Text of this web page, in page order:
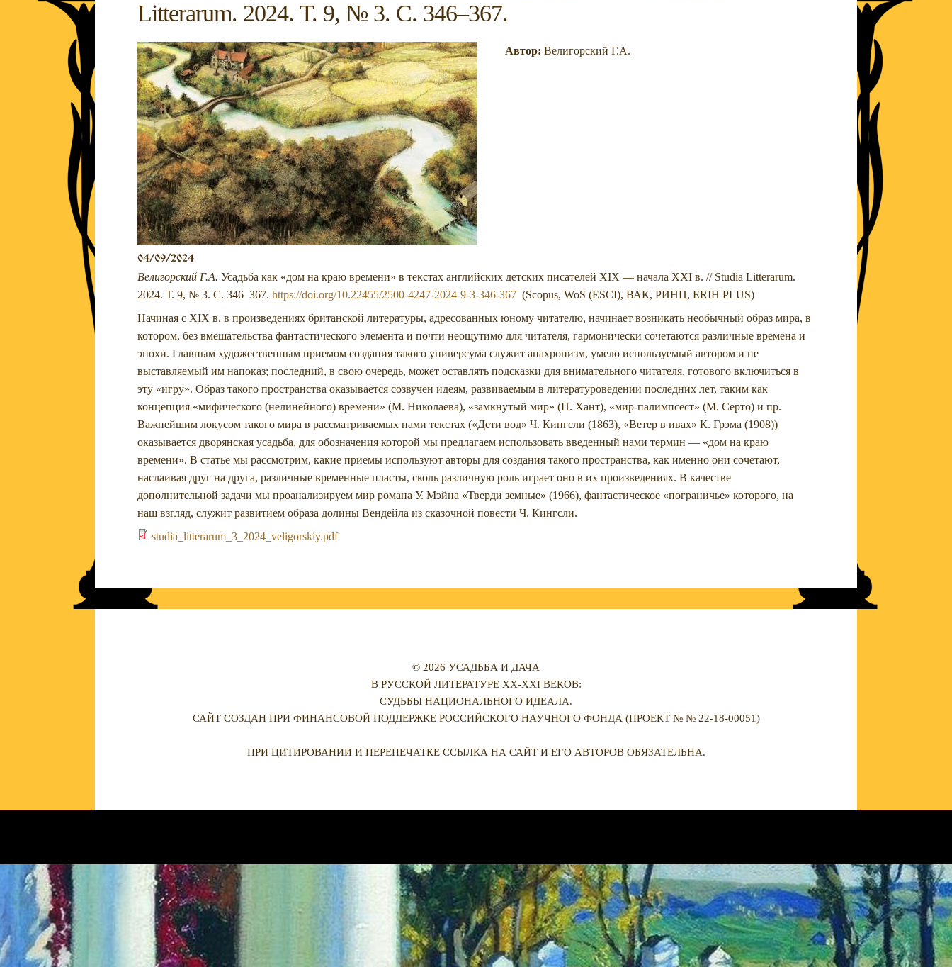
Litterarum. 2024. Т. 9, № 3. С. 346–367.
Автор: Велигорский Г.А.
04/09/2024
Велигорский Г.А.Усадьба как «дом на краю времени» в текстах английских детских писателей XIX — начала XXI в. // Studia Litterarum.
2024. Т. 9, № 3. С. 346–367.https://doi.org/10.22455/2500-4247-2024-9-3-346-367(Scopus, WoS (ESCI), ВАК, РИНЦ, ERIH PLUS)
Начиная с XIX в. в произведениях британской литературы, адресованных юному читателю, начинает возникать необычный образ мира, в
котором, без вмешательства фантастического элемента и почти неощутимо для читателя, гармонически сочетаются различные времена и
эпохи. Главным художественным приемом создания такого универсума служит анахронизм, умело используемый автором и не
выставляемый им напоказ; последний, в свою очередь, может оставлять подсказки для внимательного читателя, готового включиться в
эту «игру». Образ такого пространства оказывается созвучен идеям, развиваемым в литературоведении последних лет, таким как
концепция «мифического (нелинейного) времени» (М. Николаева), «замкнутый мир» (П. Хант), «мир-палимпсест» (М. Серто) и пр.
Важнейшим локусом такого мира в рассматриваемых нами текстах («Дети вод» Ч. Кингсли (1863), «Ветер в ивах» К. Грэма (1908))
оказывается дворянская усадьба, для обозначения которой мы предлагаем использовать введенный нами термин — «дом на краю
времени». В статье мы рассмотрим, какие приемы используют авторы для создания такого пространства, как именно они сочетают,
наслаивая друг на друга, различные временные пласты, сколь различную роль играет оно в их произведениях. В качестве
дополнительной задачи мы проанализируем мир романа У. Мэйна «Тверди земные» (1966), фантастическое «пограничье» которого, на
наш взгляд, служит развитием образа долины Вендейла из сказочной повести Ч. Кингсли.
studia_litterarum_3_2024_veligorskiy.pdf
© 2026 УСАДЬБА И ДАЧА
В РУССКОЙ ЛИТЕРАТУРЕ XX-XXI ВЕКОВ:
СУДЬБЫ НАЦИОНАЛЬНОГО ИДЕАЛА.
САЙТ СОЗДАН ПРИ ФИНАНСОВОЙ ПОДДЕРЖКЕ РОССИЙСКОГО НАУЧНОГО ФОНДА (ПРОЕКТ № № 22-18-00051)
ПРИ ЦИТИРОВАНИИ И ПЕРЕПЕЧАТКЕ ССЫЛКА НА САЙТ И ЕГО АВТОРОВ ОБЯЗАТЕЛЬНА.